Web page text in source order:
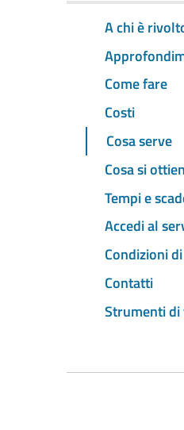
A chi è
Come fare
Costi
Cosa serve
Cosa si
Tempi e
Accedi al
Condizioni
Contatti
Strumenti